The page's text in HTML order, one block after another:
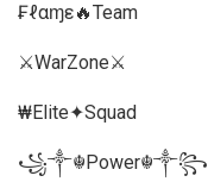
₣ℓαɱε🔥Team
⚔️WarZone⚔️
₩Elite✦Squad
꧁༒☬Power☬༒꧂